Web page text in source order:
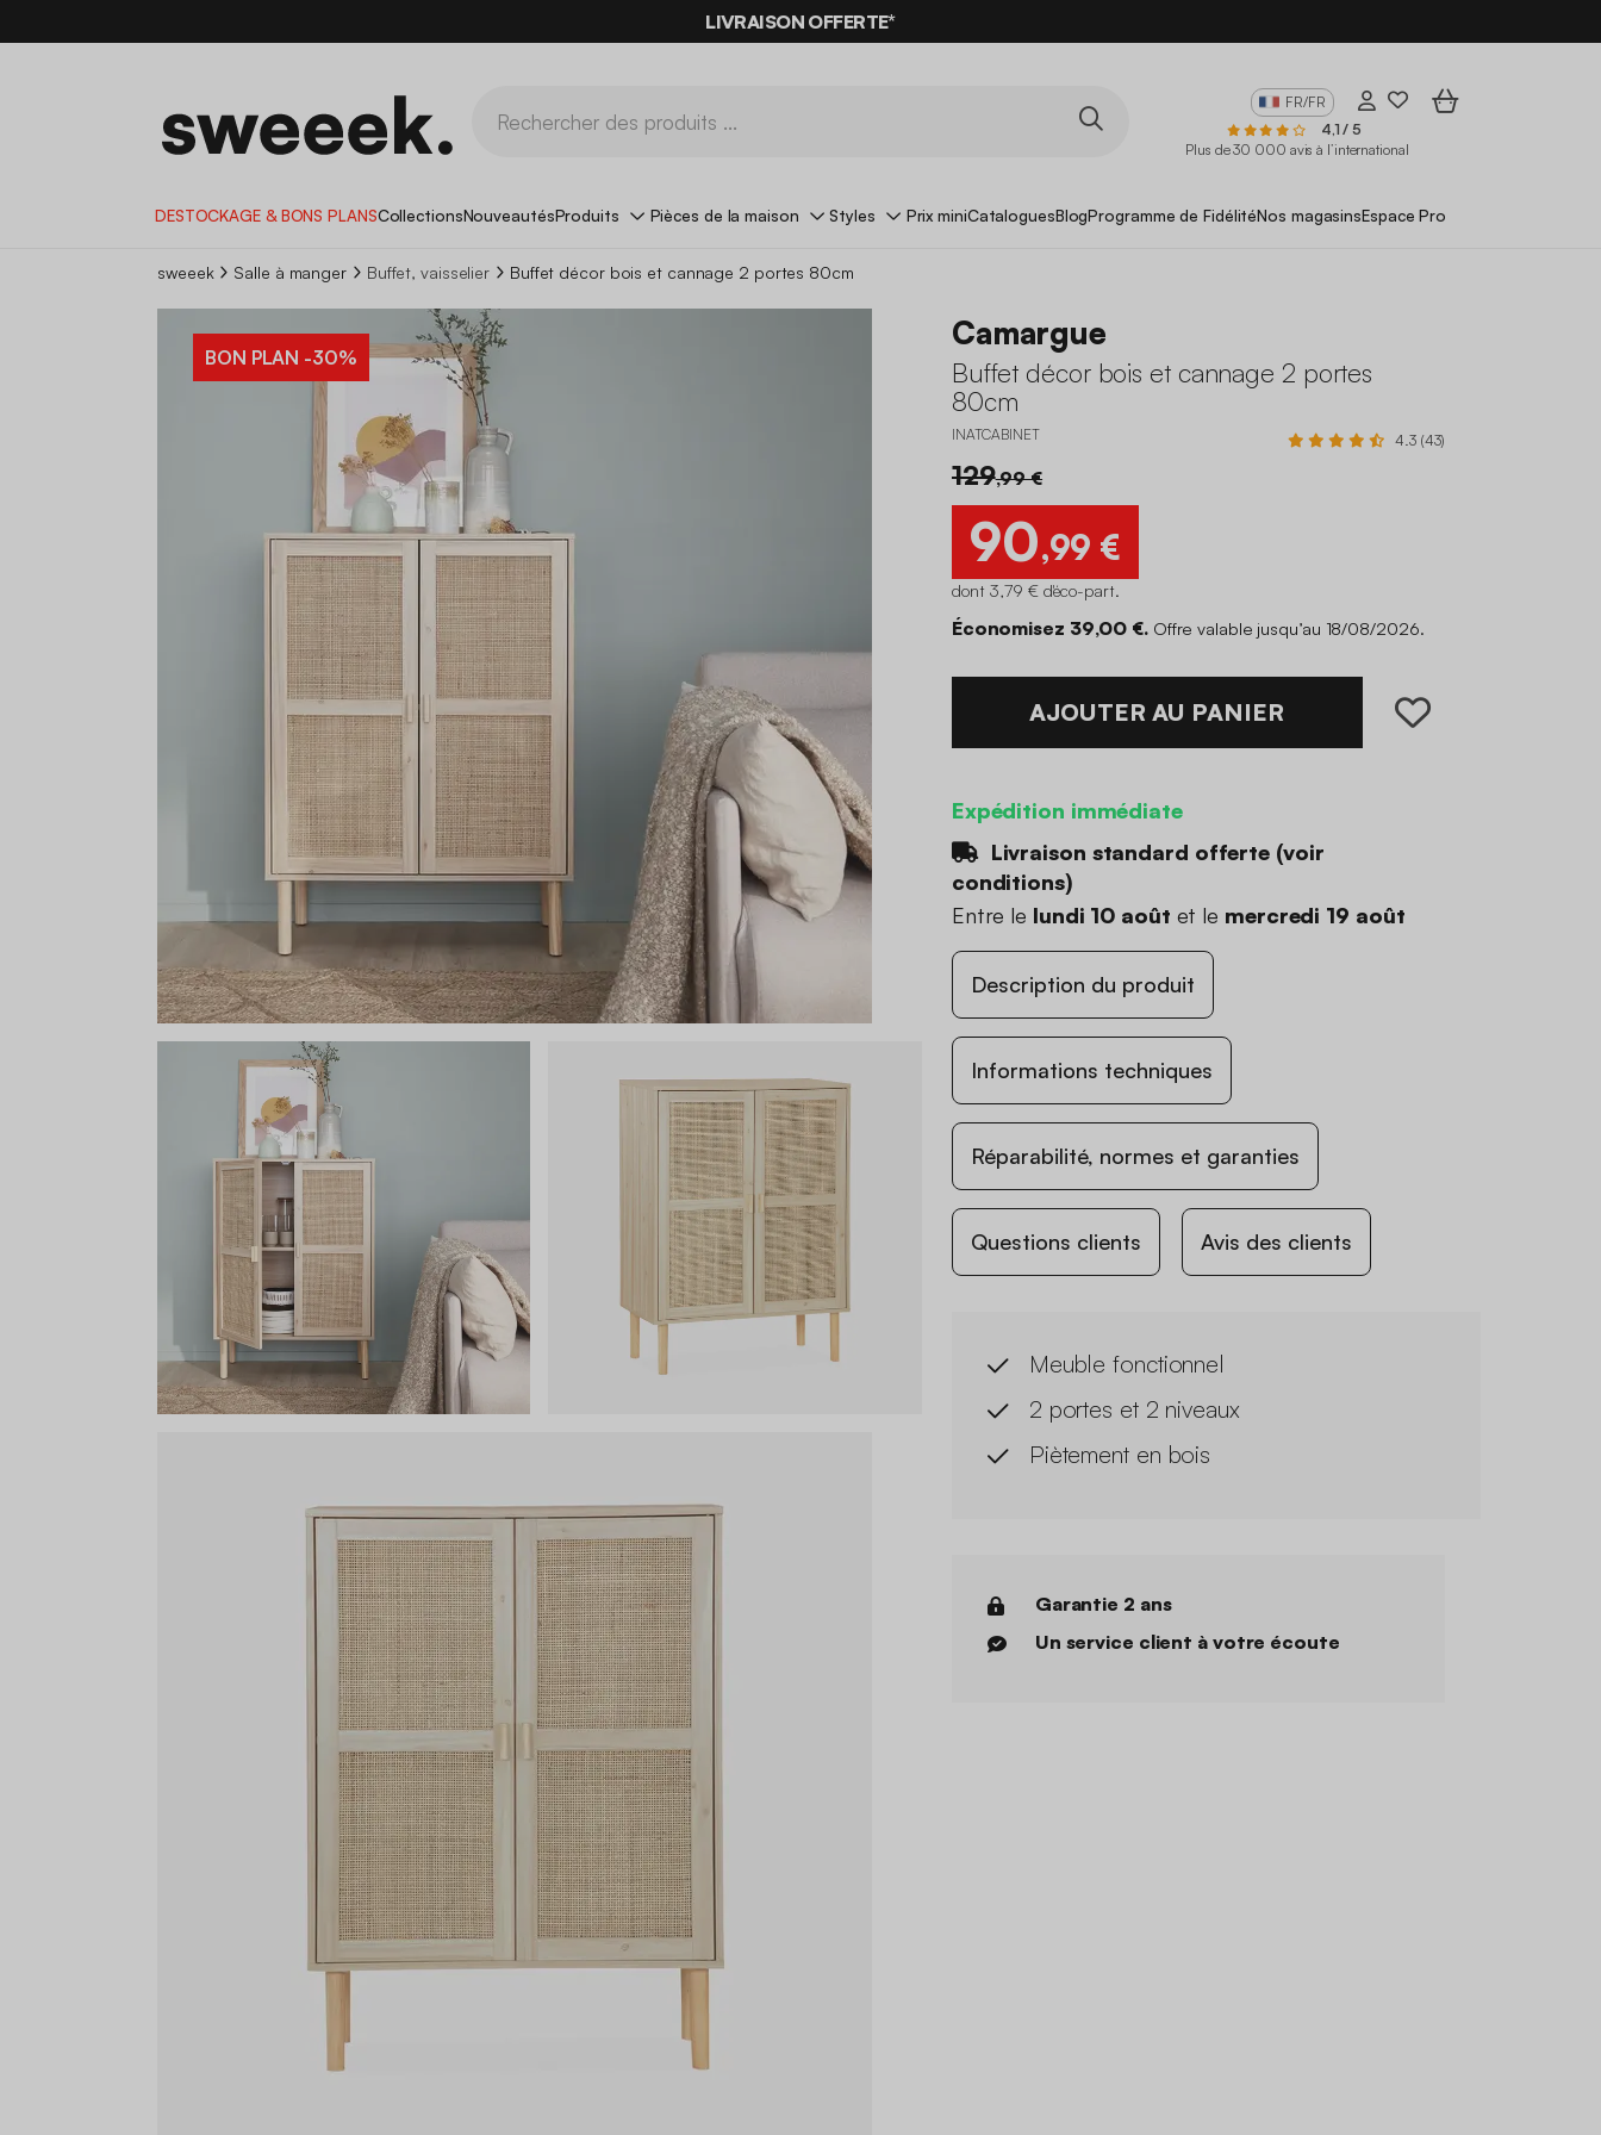
BONS PLANS* AVEC LECODE SUMMER10
LIVRAISON OFFERTE*
FR/FR
4,1 / 5
Plus de 30 000 avis à l’international
DESTOCKAGE & BONS PLANSCollectionsNouveautésProduits Pièces de la maison Styles Prix miniCataloguesBlogProgramme de FidélitéNos magasinsEspace Pro
sweeek Salle à manger Buffet, vaisselier Buffet décor bois et cannage 2 portes 80cm
BON PLAN -30%
Camargue
Buffet décor bois et cannage 2 portes
80cm
INATCABINET 4.3 (43)
129,99 €
90,99 €
dont 3,79 € d'éco-part.
Économisez 39,00 €. Offre valable jusqu’au 18/08/2026.
AJOUTER AU PANIER
Expédition immédiate
Livraison standard offerte (voir
conditions)
Entre le lundi 10 août et le mercredi 19 août
Description du produit
Informations techniques
Réparabilité, normes et garanties
Questions clients Avis des clients
Meuble fonctionnel
2 portes et 2 niveaux
Piètement en bois
Garantie 2 ans
Un service client à votre écoute